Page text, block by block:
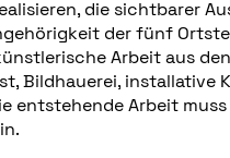
die sichtbarer
der fünf
Arbeit aus
Bildhauerei, installative
entstehende Arbeit